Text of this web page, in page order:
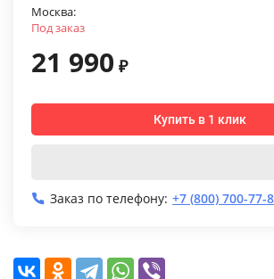
Москва:
Под заказ
21 990 ₽
Купить в 1 клик
Заказ по телефону: +7 (800) 700-77-